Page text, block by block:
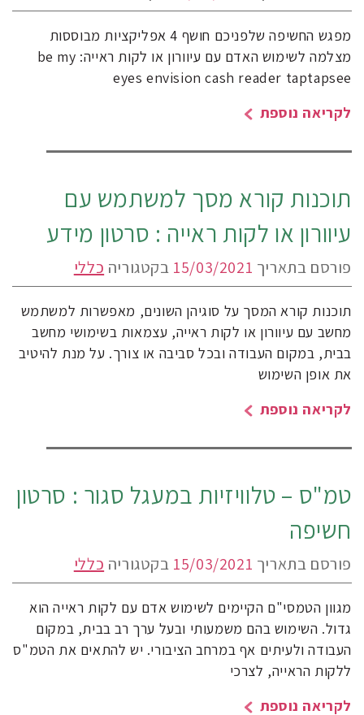
מפגש החשיפה שלפניכם חושף 4 אפליקציות מבוססות
מצלמה לשימוש האדם עם עיוורון או לקות ראייה: be my
eyes envision cash reader taptapsee
לקריאה נוספת
תוכנות קורא מסך למשתמש עם
עיוורון או לקות ראייה : סרטון מידע
פורסם בתאריך 15/03/2021 בקטגוריה כללי
תוכנות קורא המסך על סוגיהן השונים, מאפשרות למשתמש
מחשב עם עיוורון או לקות ראייה, עצמאות בשימושי מחשב
בבית, במקום העבודה ובכל סביבה או צורך. על מנת להיטיב
את אופן השימוש
לקריאה נוספת
טמ"ס – טלוויזיות במעגל סגור : סרטון
חשיפה
פורסם בתאריך 15/03/2021 בקטגוריה כללי
מגוון הטמסי"ם הקיימים לשימוש אדם עם לקות ראייה הוא
גדול. השימוש בהם משמעותי ובעל ערך רב בבית, במקום
העבודה ולעיתים אף במרחב הציבורי. יש להתאים את הטמ"ס
ללקות הראייה, לצרכי
לקריאה נוספת